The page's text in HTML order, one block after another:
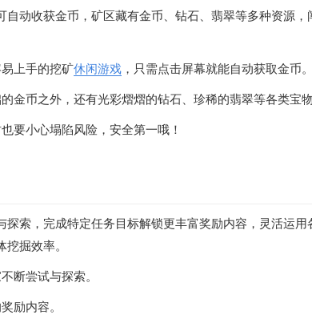
动收获金币，矿区藏有金币、钻石、翡翠等多种资源，
上手的挖矿休闲游戏 ，只需点击屏幕就能自动获取金币。
金币之外，还有光彩熠熠的钻石、珍稀的翡翠等各类宝物
要小心塌陷风险，安全第一哦！
索，完成特定任务目标解锁更丰富奖励内容，灵活运用
掘效率。
断尝试与探索。
励内容。